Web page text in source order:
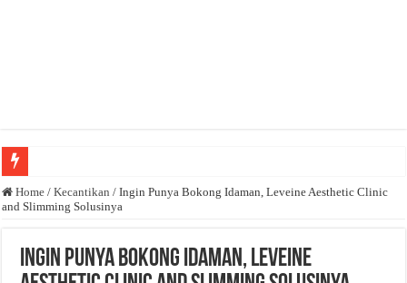
Anda butuh promosi usaha? Kontak ke Email redaksi@bisnisnasional.com
Dibutuhkan Marketing. Lamaran di-email ke redaksi@bisnisnasional.com
Home / Kecantikan / Ingin Punya Bokong Idaman, Leveine Aesthetic Clinic
and Slimming Solusinya
Ingin Punya Bokong Idaman, Leveine